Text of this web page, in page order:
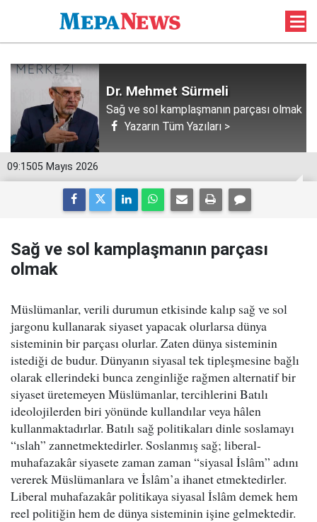
Dr. Mehmet Sürmeli
Sağ ve sol kamplaşmanın parçası olmak
Yazarın Tüm Yazıları >
09:1505 Mayıs 2026
Sağ ve sol kamplaşmanın parçası
olmak
Müslümanlar, verili durumun etkisinde kalıp sağ ve sol
jargonu kullanarak siyaset yapacak olurlarsa dünya
sisteminin bir parçası olurlar. Zaten dünya sisteminin
istediği de budur. Dünyanın siyasal tek tipleşmesine bağlı
olarak ellerindeki bunca zenginliğe rağmen alternatif bir
siyaset üretemeyen Müslümanlar, tercihlerini Batılı
ideolojilerden biri yönünde kullandılar veya hâlen
kullanmaktadırlar. Batılı sağ politikaları dinle soslamayı
“ıslah” zannetmektedirler. Soslanmış sağ; liberal-
muhafazakâr siyasete zaman zaman “siyasal İslâm” adını
vererek Müslümanlara ve İslâm’a ihanet etmektedirler.
Liberal muhafazakâr politikaya siyasal İslâm demek hem
reel politiğin hem de dünya sisteminin işine gelmektedir.